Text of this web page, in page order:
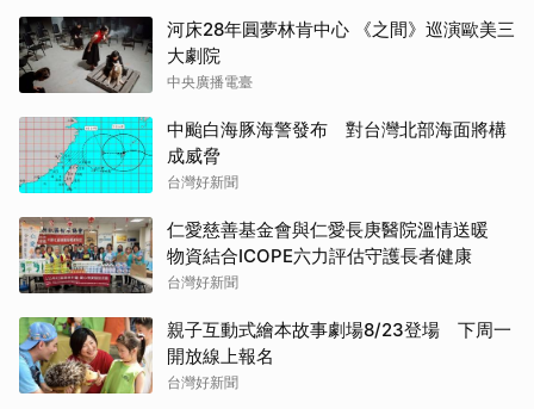
河床28年圓夢林肯中心 《之間》巡演歐美三
大劇院
中央廣播電臺
中颱白海豚海警發布 對台灣北部海面將構
成威脅
台灣好新聞
仁愛慈善基金會與仁愛長庚醫院溫情送暖
物資結合ICOPE六力評估守護長者健康
台灣好新聞
親子互動式繪本故事劇場8/23登場 下周一
開放線上報名
台灣好新聞